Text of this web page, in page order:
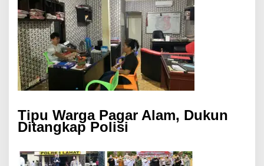
Tipu Warga Pagar Alam, Dukun
Ditangkap Polisi